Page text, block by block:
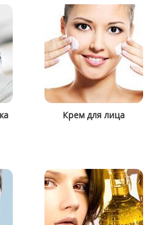
Крем для лица